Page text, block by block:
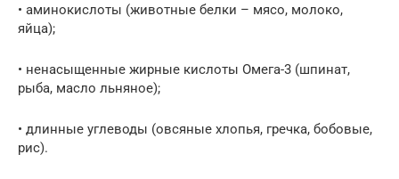
• аминокислоты (животные белки – мясо, молоко,
яйца);
• ненасыщенные жирные кислоты Омега-3 (шпинат,
рыба, масло льняное);
• длинные углеводы (овсяные хлопья, гречка, бобовые,
рис).